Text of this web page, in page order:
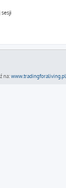
na: www.tradingforaliving.pl